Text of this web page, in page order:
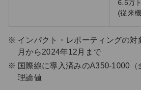
6.5万
(従来
インパクト・レポーティングの
月から2024年12月まで
国際線に導入済みのA350-1000（
理論値